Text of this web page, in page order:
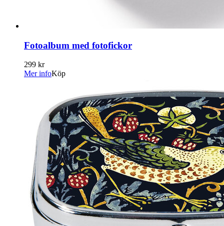
Fotoalbum med fotofickor
299 kr
Mer infoKöp